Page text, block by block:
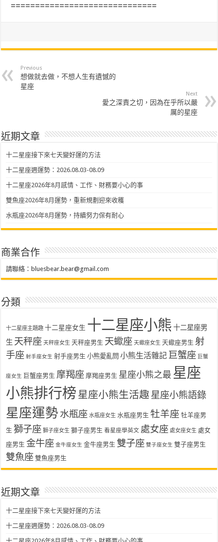
==============================
Previous
想做就去做，不想人生有遺憾的
星座
Next
愛之深責之切，因為在乎所以嚴
厲的星座
近期文章
十二星座接下來七天變好運的方法
十二星座週運勢：2026.08.03-08.09
十二星座2026年8月感情、工作、財務要小心的事
雙魚座2026年8月運勢，重新規劃迎來收穫
水瓶座2026年8月運勢，持續努力保有耐心
商業合作
請聯絡： bluesbear.bear@gmail.com
分類
十二星座主題趣 十二星座女生 十二星座小熊 十二星座男
生 天秤座 天秤座女生 天秤座男生 天蠍座 天蠍座女生 天蠍座男生 射
手座 射手座女生 射手座男生 小熊愛亂問 小熊生活雜記 巨蟹座 巨蟹
座女生 巨蟹座男生 摩羯座 摩羯座男生 星座小熊之最 星座
小熊排行榜 星座小熊生活趣 星座小熊語錄
星座運勢 水瓶座 水瓶座女生 水瓶座男生 牡羊座 牡羊座男
生 獅子座 獅子座女生 獅子座男生 看星座學英文 處女座 處女座女生 處女
座男生 金牛座 金牛座女生 金牛座男生 雙子座 雙子座女生 雙子座男生
雙魚座 雙魚座男生
近期文章
十二星座接下來七天變好運的方法
十二星座週運勢：2026.08.03-08.09